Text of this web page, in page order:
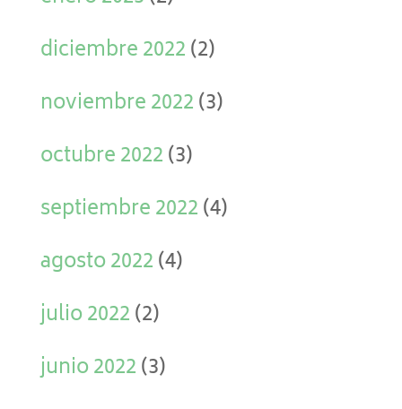
diciembre 2022(2)
noviembre 2022(3)
octubre 2022(3)
septiembre 2022(4)
agosto 2022(4)
julio 2022(2)
junio 2022(3)